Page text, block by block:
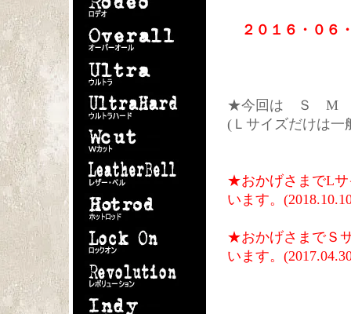
２０１６・０６
★今回は Ｓ М Ｌ
(Ｌサイズだけは一
★おかげさまでLサ
います。
★おかげさまでＳ
います。